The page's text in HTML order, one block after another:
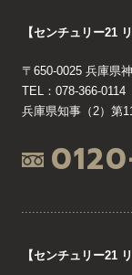
【センチュリー21
〒650-0025 兵庫県
TEL：078-366-0114
兵庫県知事（2）第
【センチュリー21